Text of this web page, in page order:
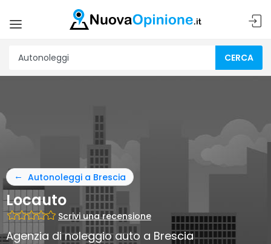
CERCA
Autonoleggi a Brescia
Locauto
Scrivi una recensione
Agenzia di noleggio auto a Brescia